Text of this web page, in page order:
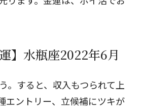
】水瓶座2022年6月
。すると、収入もつられて上
エントリー、立候補にツキが